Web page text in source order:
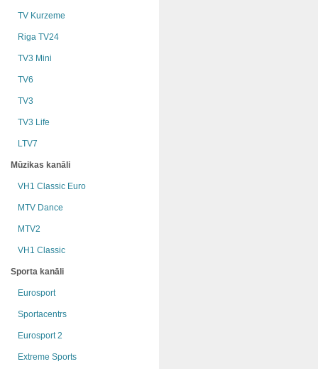
TV Kurzeme
Riga TV24
TV3 Mini
TV6
TV3
TV3 Life
LTV7
Mūzikas kanāli
VH1 Classic Euro
MTV Dance
MTV2
VH1 Classic
Sporta kanāli
Eurosport
Sportacentrs
Eurosport 2
Extreme Sports